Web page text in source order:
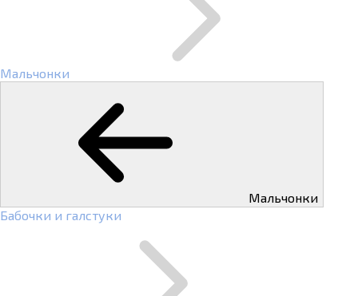
Мальчонки
Мальчонки
Бабочки и галстуки